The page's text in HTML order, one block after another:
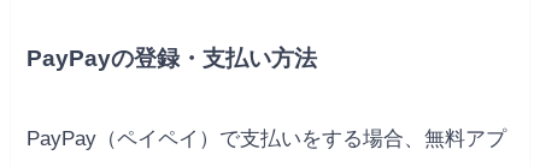
PayPayの登録・支払い方法
PayPay（ペイペイ）で支払いをする場合、無料アプ